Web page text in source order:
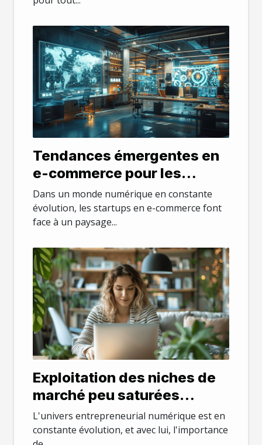
Tendances émergentes en
e-commerce pour les
startups adoptez les avant
vos concurrents
Dans un monde numérique en constante
évolution, les startups en e-commerce font
face à un paysage...
Exploitation des niches de
marché peu saturées
stratégies gagnantes pour
les entrepreneurs digitaux
L'univers entrepreneurial numérique est en
constante évolution, et avec lui, l'importance